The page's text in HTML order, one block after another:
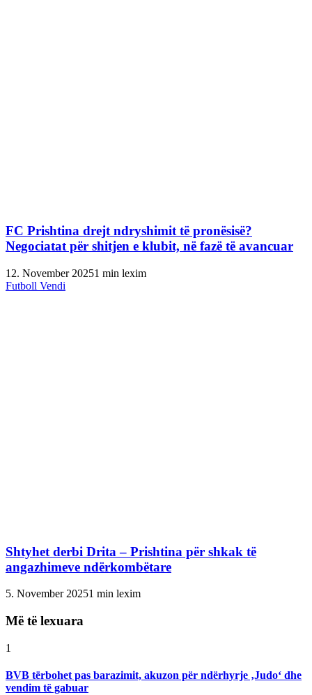
FC Prishtina drejt ndryshimit të pronësisë?
Negociatat për shitjen e klubit, në fazë të avancuar
12. November 20251 min lexim
Futboll Vendi
Shtyhet derbi Drita – Prishtina për shkak të
angazhimeve ndërkombëtare
5. November 20251 min lexim
Më të lexuara
1
BVB tërbohet pas barazimit, akuzon për ndërhyrje ‚Judo‘ dhe
vendim të gabuar